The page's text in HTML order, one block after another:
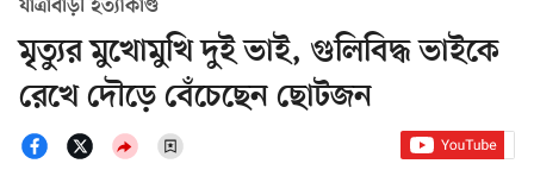
যাত্রাবাড়ী হত্যাকাণ্ড
মৃত্যুর মুখোমুখি দুই ভাই, গুলিবিদ্ধ ভাইকে
রেখে দৌড়ে বেঁচেছেন ছোটজন